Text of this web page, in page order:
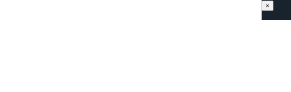
×